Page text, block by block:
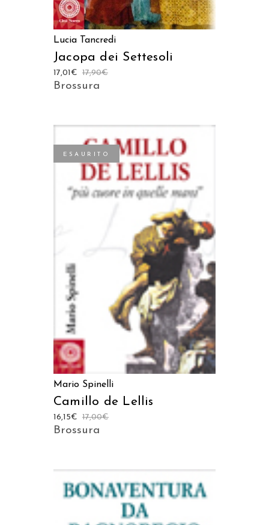
Lucia Tancredi
Jacopa dei Settesoli
17,90€
17,01 €
Brossura
ESAURITO
LEGGI TUTTO
Mario Spinelli
Camillo de Lellis
17,00€
16,15€
Brossura